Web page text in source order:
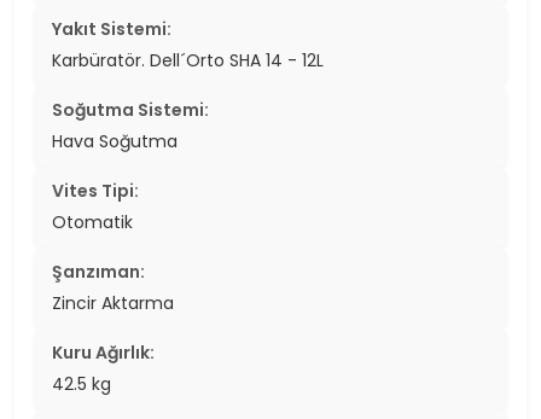
Yakıt Sistemi:
Karbüratör. Dell´Orto SHA 14 - 12L
Soğutma Sistemi:
Hava Soğutma
Vites Tipi:
Otomatik
Şanzıman:
Zincir Aktarma
Kuru Ağırlık:
42.5 kg